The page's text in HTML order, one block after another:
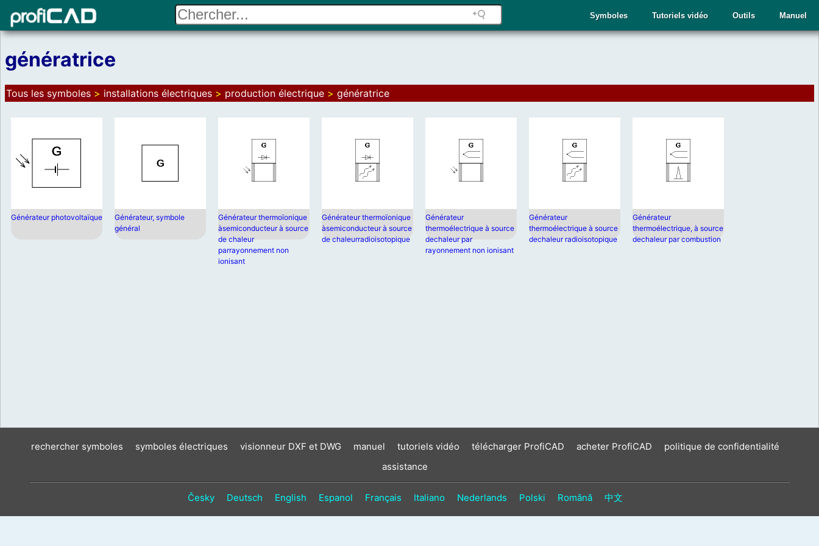
Manuel
Outils
Tutoriels vidéo
Symboles
génératrice
Tous les symboles > installations électriques > production électrique > génératrice
Générateur photovoltaïque
Générateur, symbole
général
Générateur thermoïonique
àsemiconducteur à source
de chaleur
parrayonnement non
ionisant
Générateur thermoïonique
àsemiconducteur à source
de chaleurradioisotopique
Générateur
thermoélectrique à source
dechaleur par
rayonnement non ionisant
Générateur
thermoélectrique à source
dechaleur radioisotopique
Générateur
thermoélectrique, à source
dechaleur par combustion
rechercher symboles symboles électriques visionneur DXF et DWG manuel tutoriels vidéo télécharger ProfiCAD acheter ProfiCAD
politique de confidentialité
assistance
Česky Deutsch English Espanol Français Italiano Nederlands Polski Română 中文